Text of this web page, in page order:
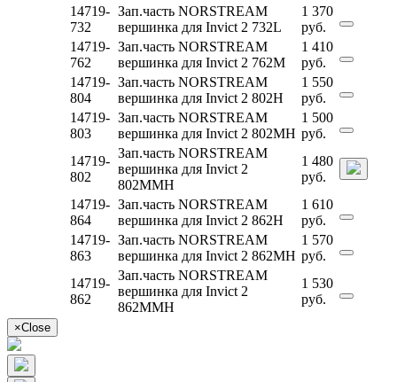
14719-
732
Зап.часть NORSTREAM
вершинка для Invict 2 732L
1 370
руб.
14719-
762
Зап.часть NORSTREAM
вершинка для Invict 2 762M
1 410
руб.
14719-
804
Зап.часть NORSTREAM
вершинка для Invict 2 802H
1 550
руб.
14719-
803
Зап.часть NORSTREAM
вершинка для Invict 2 802MH
1 500
руб.
14719-
802
Зап.часть NORSTREAM
вершинка для Invict 2
802MMH
1 480
руб.
14719-
864
Зап.часть NORSTREAM
вершинка для Invict 2 862H
1 610
руб.
14719-
863
Зап.часть NORSTREAM
вершинка для Invict 2 862MH
1 570
руб.
14719-
862
Зап.часть NORSTREAM
вершинка для Invict 2
862MMH
1 530
руб.
×Close